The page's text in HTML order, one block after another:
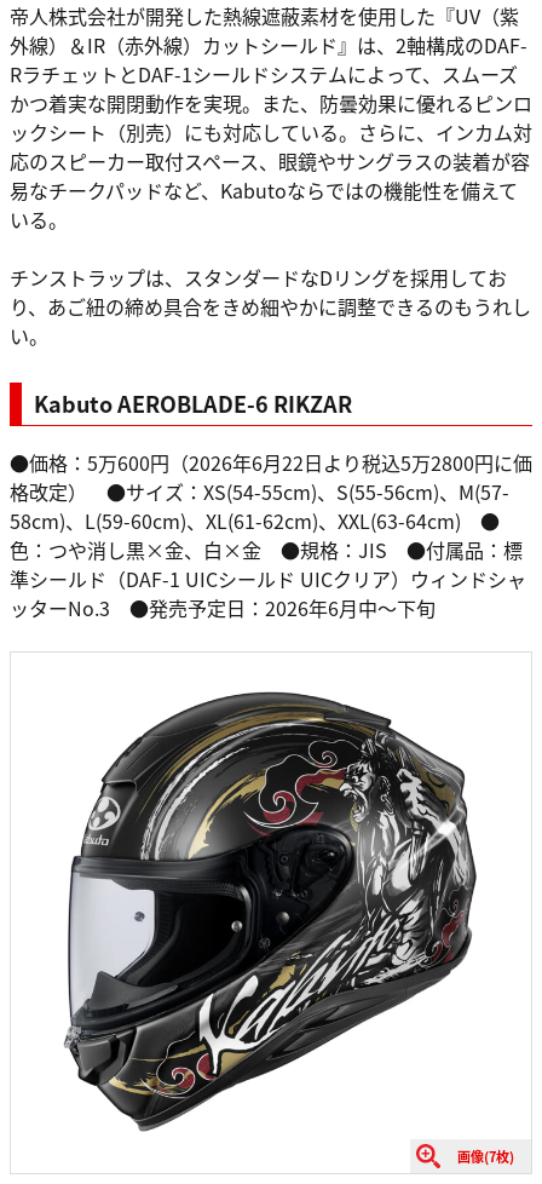
帝人株式会社が開発した熱線遮蔽素材を使用した『UV（紫
外線）＆IR（赤外線）カットシールド』は、2軸構成のDAF-
RラチェットとDAF-1シールドシステムによって、スムーズ
かつ着実な開閉動作を実現。また、防曇効果に優れるピンロ
ックシート（別売）にも対応している。さらに、インカム対
応のスピーカー取付スペース、眼鏡やサングラスの装着が容
易なチークパッドなど、Kabutoならではの機能性を備えて
いる。
チンストラップは、スタンダードなDリングを採用してお
り、あご紐の締め具合をきめ細やかに調整できるのもうれし
い。
Kabuto AEROBLADE-6 RIKZAR
●価格：5万600円（2026年6月22日より税込5万2800円に価
格改定） ●サイズ：XS(54-55cm)、S(55-56cm)、M(57-
58cm)、L(59-60cm)、XL(61-62cm)、XXL(63-64cm) ●
色：つや消し黒×金、白×金 ●規格：JIS ●付属品：標
準シールド（DAF-1 UICシールド UICクリア）ウィンドシャ
ッターNo.3 ●発売予定日：2026年6月中～下旬
画像(7枚)